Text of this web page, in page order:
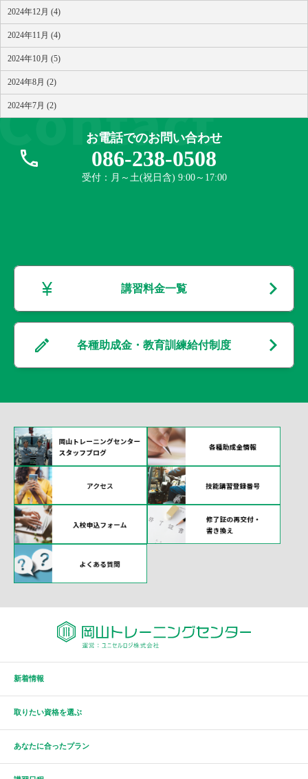
2024年12月 (4)
2024年11月 (4)
2024年10月 (5)
2024年8月 (2)
2024年7月 (2)
お電話でのお問い合わせ
086-238-0508
受付：月～土(祝日含) 9:00～17:00
講習料金一覧
各種助成金・教育訓練給付制度
新着情報
取りたい資格を選ぶ
あなたに合ったプラン